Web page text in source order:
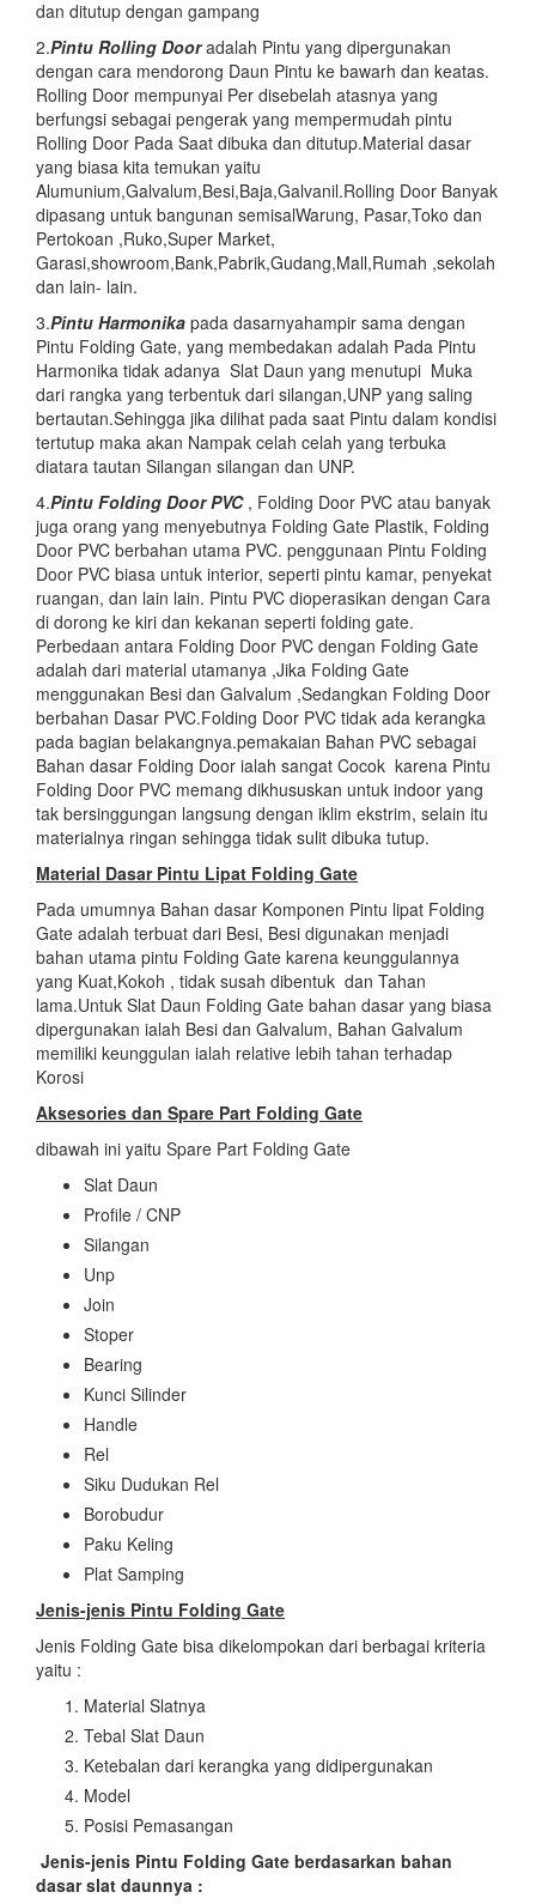
dan ditutup dengan gampang
2.Pintu Rolling Dooradalah Pintu yang dipergunakan
dengan cara mendorong Daun Pintu ke bawarh dan keatas.
Rolling Door mempunyai Per disebelah atasnya yang
berfungsi sebagai pengerak yang mempermudah pintu
Rolling Door Pada Saat dibuka dan ditutup.Material dasar
yang biasa kita temukan yaitu
Alumunium,Galvalum,Besi,Baja,Galvanil.Rolling Door Banyak
dipasang untuk bangunan semisalWarung, Pasar,Toko dan
Pertokoan ,Ruko,Super Market,
Garasi,showroom,Bank,Pabrik,Gudang,Mall,Rumah ,sekolah
dan lain- lain.
3.Pintu Harmonika pada dasarnyahampir sama dengan
Pintu Folding Gate, yang membedakan adalah Pada Pintu
Harmonika tidak adanya Slat Daun yang menutupi Muka
dari rangka yang terbentuk dari silangan,UNP yang saling
bertautan.Sehingga jika dilihat pada saat Pintu dalam kondisi
tertutup maka akan Nampak celah celah yang terbuka
diatara tautan Silangan silangan dan UNP.
4.Pintu Folding Door PVC, Folding Door PVC atau banyak
juga orang yang menyebutnya Folding Gate Plastik, Folding
Door PVC berbahan utama PVC. penggunaan Pintu Folding
Door PVC biasa untuk interior, seperti pintu kamar, penyekat
ruangan, dan lain lain. Pintu PVC dioperasikan dengan Cara
di dorong ke kiri dan kekanan seperti folding gate.
Perbedaan antara Folding Door PVC dengan Folding Gate
adalah dari material utamanya ,Jika Folding Gate
menggunakan Besi dan Galvalum ,Sedangkan Folding Door
berbahan Dasar PVC.Folding Door PVC tidak ada kerangka
pada bagian belakangnya.pemakaian Bahan PVC sebagai
Bahan dasar Folding Door ialah sangat Cocok karena Pintu
Folding Door PVC memang dikhususkan untuk indoor yang
tak bersinggungan langsung dengan iklim ekstrim, selain itu
materialnya ringan sehingga tidak sulit dibuka tutup.
Material Dasar Pintu Lipat Folding Gate
Pada umumnya Bahan dasar Komponen Pintu lipat Folding
Gate adalah terbuat dari Besi, Besi digunakan menjadi
bahan utama pintu Folding Gate karena keunggulannya
yang Kuat,Kokoh , tidak susah dibentuk dan Tahan
lama.Untuk Slat Daun Folding Gate bahan dasar yang biasa
dipergunakan ialah Besi dan Galvalum, Bahan Galvalum
memiliki keunggulan ialah relative lebih tahan terhadap
Korosi
Aksesories dan Spare Part Folding Gate
dibawah ini yaitu Spare Part Folding Gate
Slat Daun
Profile / CNP
Silangan
Unp
Join
Stoper
Bearing
Kunci Silinder
Handle
Rel
Siku Dudukan Rel
Borobudur
Paku Keling
Plat Samping
Jenis-jenis Pintu Folding Gate
Jenis Folding Gate bisa dikelompokan dari berbagai kriteria
yaitu :
Material Slatnya
Tebal Slat Daun
Ketebalan dari kerangka yang didipergunakan
Model
Posisi Pemasangan
Jenis-jenis Pintu Folding Gate berdasarkan bahan
dasar slat daunnya :